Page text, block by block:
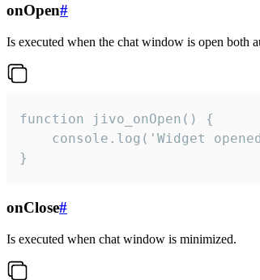
onOpen#
Is executed when the chat window is open both
function jivo_onOpen() {
console.log('Widget
}
onClose#
Is executed when chat window is minimized.